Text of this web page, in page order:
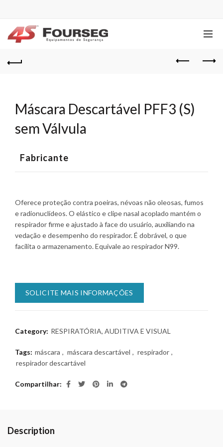
Máscara Descartável PFF3 (S)
sem Válvula
Fabricante
Oferece proteção contra poeiras, névoas não oleosas, fumos
e radionuclídeos. O elástico e clipe nasal acoplado mantém o
respirador firme e ajustado à face do usuário, auxiliando na
vedação e desempenho do respirador. É dobrável, o que
facilita o armazenamento. Equivale ao respirador N99.
SOLICITE MAIS INFORMAÇÕES
Category: RESPIRATÓRIA, AUDITIVA E VISUAL
Tags: máscara , máscara descartável , respirador ,
respirador descartável
Compartilhar
Description